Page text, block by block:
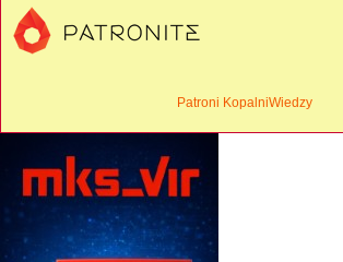
Patroni KopalniWiedzy